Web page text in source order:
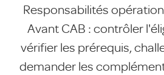
Responsabilités
Avant CAB : contrôler
vérifier les prérequis,
demander les